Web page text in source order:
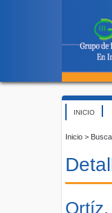
INICIO
Inicio >